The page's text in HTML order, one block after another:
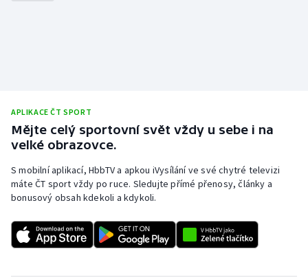
Volejbal
Ostatní
APLIKACE ČT SPORT
Mějte celý sportovní svět vždy u sebe i na
velké obrazovce.
S mobilní aplikací, HbbTV a apkou iVysílání ve své chytré televizi
máte ČT sport vždy po ruce. Sledujte přímé přenosy, články a
bonusový obsah kdekoli a kdykoli.